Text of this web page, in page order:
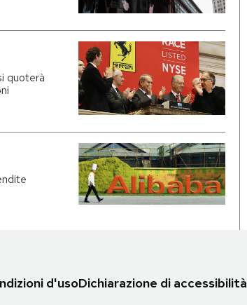
quoterà
d'usoDichiarazione di accessibilità